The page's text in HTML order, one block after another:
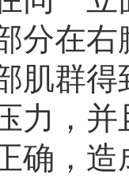
分在
肌群
力，
确，